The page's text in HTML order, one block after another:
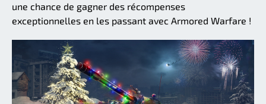
une chance de gagner des récompenses
exceptionnelles en les passant avec Armored Warfare !